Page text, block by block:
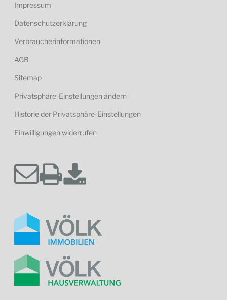
Impressum
Datenschutzerklärung
Verbraucherinformationen
AGB
Sitemap
Privatsphäre-Einstellungen ändern
Historie der Privatsphäre-Einstellungen
Einwilligungen widerrufen